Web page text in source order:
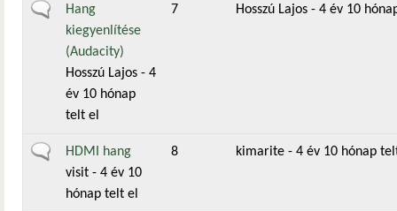
Általános téma
Hang
kiegyenlítése
(Audacity)
Hosszú Lajos - 4
év 10 hónap
telt el
7 Hosszú Lajos - 4 év 10
Általános téma
HDMI hang
visit - 4 év 10
hónap telt el
8 kimarite - 4 év 10 hónap